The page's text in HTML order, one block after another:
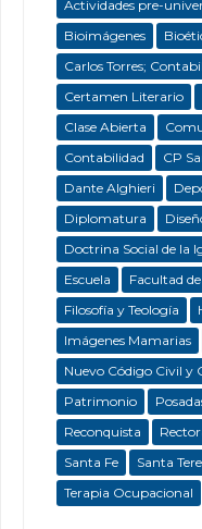
Actividades pre-
Bioimágenes
Carlos Torres;
Certamen Literario
Clase Abierta
Contabilidad
CP
Dante Alghieri
Diplomatura
Doctrina Social de la
Escuela
Facultad
Filosofía y Teología
Imágenes Mamarias
Nuevo Código Civil y
Patrimonio
Reconquista
Santa Fe
Santa
Terapia Ocupacional